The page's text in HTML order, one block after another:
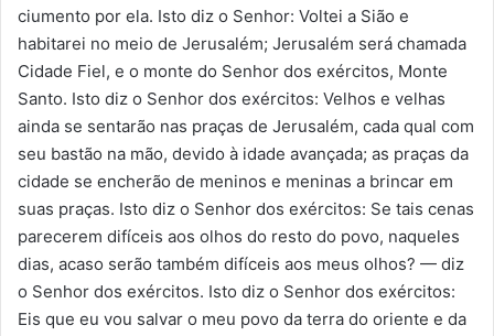
ciumento por ela. Isto diz o Senhor: Voltei a Sião e
habitarei no meio de Jerusalém; Jerusalém será chamada
Cidade Fiel, e o monte do Senhor dos exércitos, Monte
Santo. Isto diz o Senhor dos exércitos: Velhos e velhas
ainda se sentarão nas praças de Jerusalém, cada qual com
seu bastão na mão, devido à idade avançada; as praças da
cidade se encherão de meninos e meninas a brincar em
suas praças. Isto diz o Senhor dos exércitos: Se tais cenas
parecerem difíceis aos olhos do resto do povo, naqueles
dias, acaso serão também difíceis aos meus olhos? — diz
o Senhor dos exércitos. Isto diz o Senhor dos exércitos:
Eis que eu vou salvar o meu povo da terra do oriente e da